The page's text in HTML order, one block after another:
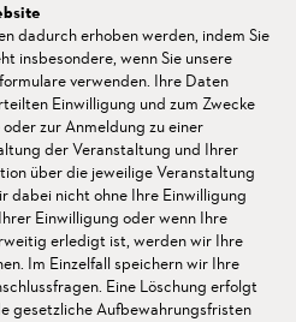
dadurch erhoben werden, indem Sie
insbesondere, wenn Sie unsere
verwenden. Ihre Daten
Einwilligung und zum Zwecke
zur Anmeldung zu einer
der Veranstaltung und Ihrer
über die jeweilige Veranstaltung
dabei nicht ohne Ihre Einwilligung
Einwilligung oder wenn Ihre
erledigt ist, werden wir Ihre
Im Einzelfall speichern wir Ihre
Eine Löschung erfolgt
gesetzliche Aufbewahrungsfristen